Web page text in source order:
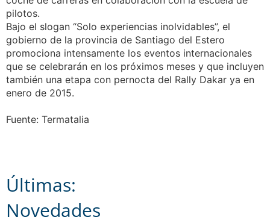
pilotos.
Bajo el slogan “Solo experiencias inolvidables”, el
gobierno de la provincia de Santiago del Estero
promociona intensamente los eventos internacionales
que se celebrarán en los próximos meses y que incluyen
también una etapa con pernocta del Rally Dakar ya en
enero de 2015.
Fuente: Termatalia
Últimas:
Novedades